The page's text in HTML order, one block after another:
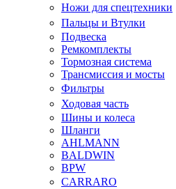
Ножи для спецтехники
Пальцы и Втулки
Подвеска
Ремкомплекты
Тормозная система
Трансмиссия и мосты
Фильтры
Ходовая часть
Шины и колеса
Шланги
AHLMANN
BALDWIN
BPW
CARRARO